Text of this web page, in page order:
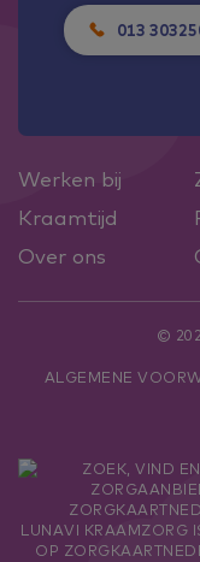
013
Werken bij
Kraamtijd
Over ons
©
ALGEMENE
LUNAVI KRAAMZORG
OP